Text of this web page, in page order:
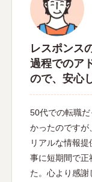
レスポンス
過程でのア
ので、安心
50代での転職
かったのですが
リアルな情報
事に短期間で正
た。心より感